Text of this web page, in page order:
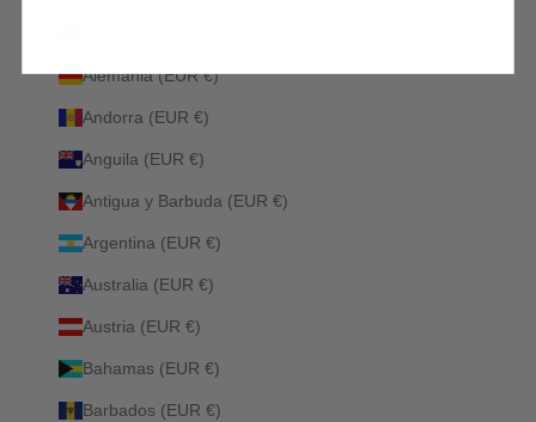
Alemania (EUR €)
Andorra (EUR €)
Anguila (EUR €)
Antigua y Barbuda (EUR €)
Argentina (EUR €)
Australia (EUR €)
Austria (EUR €)
Bahamas (EUR €)
Barbados (EUR €)